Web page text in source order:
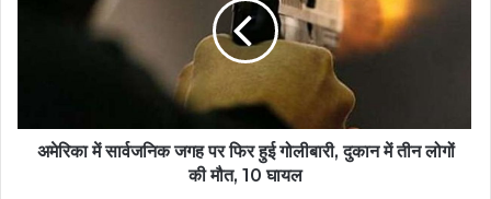
अमेरिका में सार्वजनिक जगह पर फिर हुई गोलीबारी, दुकान में तीन लोगों
की मौत, 10 घायल